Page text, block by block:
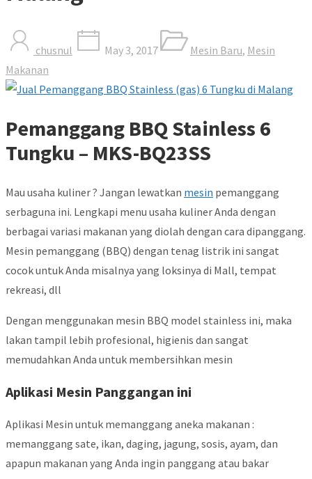
chusnul May 3, 2017 Mesin Baru, Mesin
Makanan
Pemanggang BBQ Stainless 6
Tungku – MKS-BQ23SS
Mau usaha kuliner ? Jangan lewatkan mesin pemanggang
serbaguna ini. Lengkapi menu usaha kuliner Anda dengan
berbagai variasi makanan yang diolah dengan cara dipanggang.
Mesin pemanggang (BBQ) dengan tenag listrik ini sangat
cocok untuk Anda misalnya yang loksinya di Mall, tempat
rekreasi, dll
Dengan menggunakan mesin BBQ model stainless ini, maka
lakan tampil lebih profesional, higienis dan sangat
memudahkan Anda untuk membersihkan mesin
Aplikasi Mesin Panggangan ini
Aplikasi Mesin untuk memanggang aneka makanan :
memanggang sate, ikan, daging, jagung, sosis, ayam, dan
apapun makanan yang Anda ingin panggang atau bakar